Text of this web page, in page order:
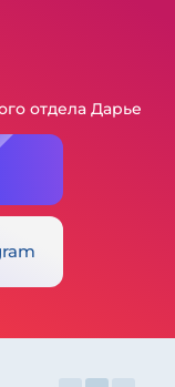
отдела Дарье